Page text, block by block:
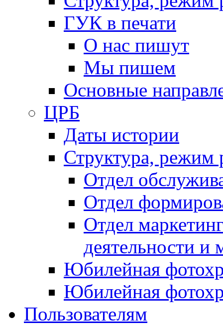
ГУК в печати
О нас пишут
Мы пишем
Основные
ЦРБ
Даты истории
Структура, режим
Отдел
Отдел
Отдел
деятельности и
Юбилейная
Юбилейная
Пользователям